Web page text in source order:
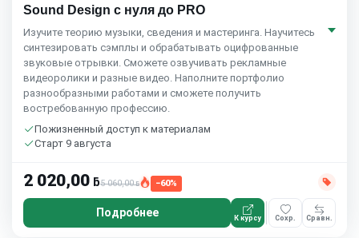
Sound Design с нуля до PRO
Изучите теорию музыки, сведения и мастеринга. Научитесь
синтезировать сэмплы и обрабатывать оцифрованные
звуковые отрывки. Сможете озвучивать рекламные
видеоролики и разные видео. Наполните портфолио
разнообразными работами и сможете получить
востребованную профессию.
Пожизненный доступ к материалам
Старт 9 августа
2 020,00 ƃ5 060,00ƃ −60%
Подробнее К курсу Сохр. Сравн.